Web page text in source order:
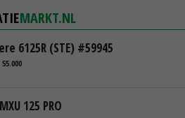
MARKT.NL
6125R (STE) #59945
55.000
125 PRO